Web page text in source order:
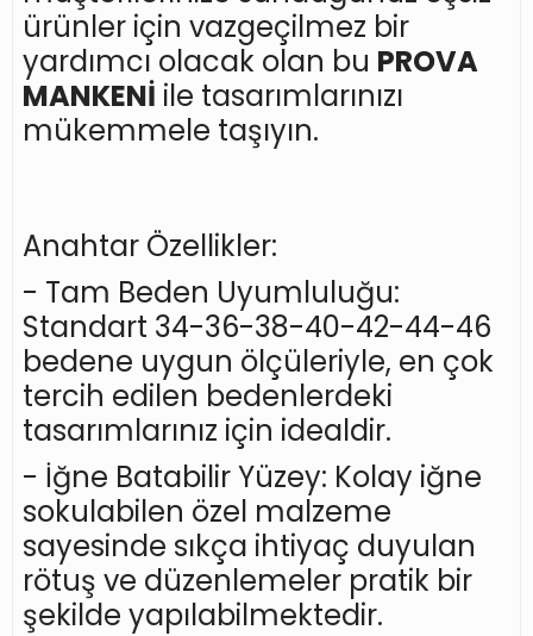
ürünler için vazgeçilmez bir
yardımcı olacak olan bu PROVA
MANKENİ ile tasarımlarınızı
mükemmele taşıyın.
Anahtar Özellikler:
- Tam Beden Uyumluluğu:
Standart 34-36-38-40-42-44-46
bedene uygun ölçüleriyle, en çok
tercih edilen bedenlerdeki
tasarımlarınız için idealdir.
- İğne Batabilir Yüzey: Kolay iğne
sokulabilen özel malzeme
sayesinde sıkça ihtiyaç duyulan
rötuş ve düzenlemeler pratik bir
şekilde yapılabilmektedir.